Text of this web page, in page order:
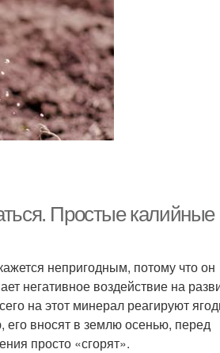
Простые калийные
непригодным, потому что он
негативное воздействие на
на этот минерал реагируют
его вносят в землю осенью, перед
просто «сгорят».